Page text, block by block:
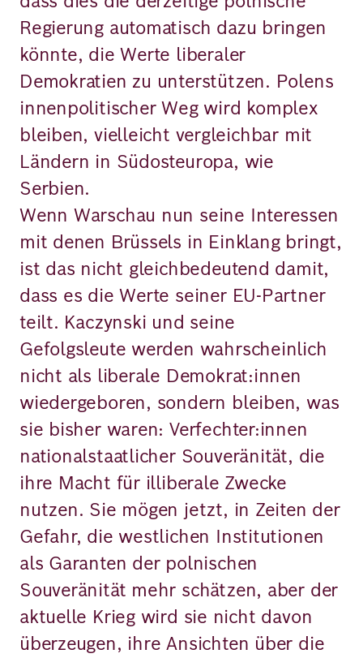
Regierung automatisch dazu bringen
könnte, die Werte liberaler
Demokratien zu unterstützen. Polens
innenpolitischer Weg wird komplex
bleiben, vielleicht vergleichbar mit
Ländern in Südosteuropa, wie
Serbien.
Wenn Warschau nun seine Interessen
mit denen Brüssels in Einklang bringt,
ist das nicht gleichbedeutend damit,
dass es die Werte seiner EU-Partner
teilt. Kaczynski und seine
Gefolgsleute werden wahrscheinlich
nicht als liberale Demokrat:innen
wiedergeboren, sondern bleiben, was
sie bisher waren: Verfechter:innen
nationalstaatlicher Souveränität, die
ihre Macht für illiberale Zwecke
nutzen. Sie mögen jetzt, in Zeiten der
Gefahr, die westlichen Institutionen
als Garanten der polnischen
Souveränität mehr schätzen, aber der
aktuelle Krieg wird sie nicht davon
überzeugen, ihre Ansichten über die